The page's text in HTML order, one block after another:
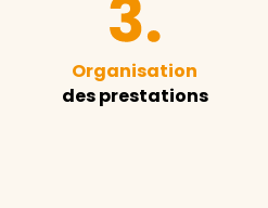
Organisation
des prestations